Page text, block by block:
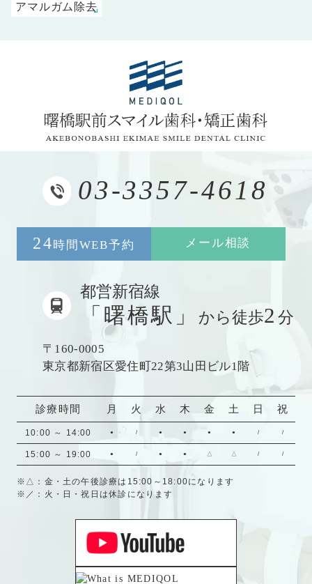
アマルガム除去
03-3357-4618
24時間WEB予約 メール相談
都営新宿線
「曙橋駅」 から徒歩2 分
〒160-0005
東京都新宿区愛住町22第3山田ビル1階
診療時間 月 火 水 木 金 土 日 祝
10:00 ～ 14:00 ● / ● ● ● ● / /
15:00 ～ 19:00 ● / ● ● △ △ / /
※△：金・土の午後診療は15:00～18:00になります
※／：火・日・祝日は休診になります